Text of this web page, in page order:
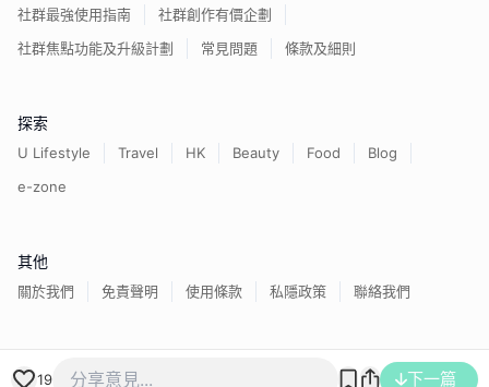
19 下一篇
社群最強使用指南
社群創作有價企劃
社群焦點功能及升級計劃
常見問題 條款及細則
探索
U Lifestyle Travel HK Beauty Food
Blog
e-zone
其他
關於我們 免責聲明 使用條款 私隱政策 聯絡我們
香港經濟日報版權所有©